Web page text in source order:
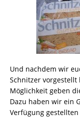
Und nachdem wir
Schnitzer
Möglichkeit geben
Dazu haben wir ein
Verfügung